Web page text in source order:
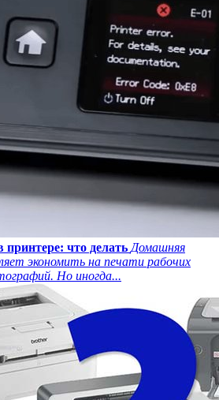
принтере: что делать Домашняя
экономить на печати рабочих
Но иногда...